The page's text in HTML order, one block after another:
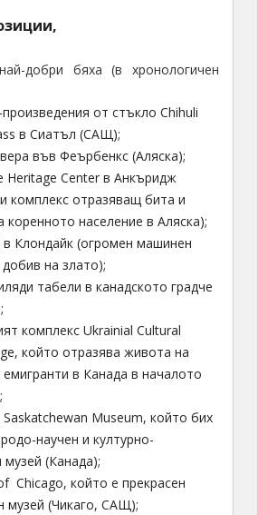
добри бяха (в хронологичен
от стъкло Chihuli
в Сиатъл (САЩ);
във Феърбенкс (Аляска);
Heritage Center в Анкъридж
комплекс отразяващ бита и
коренното население в Аляска);
Клондайк (огромен машинен
на злато);
табели в канадското градче
комплекс Ukrainial Cultural
който отразява живота на
емигранти в Канада в началото
Saskatchewan Museum, който бих
научен и културно-
музей (Канада);
Chicago, който е прекрасен
музей (Чикаго, САЩ);